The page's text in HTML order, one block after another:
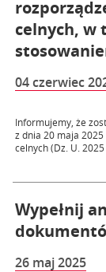
celnych, w
04 czerwiec
Informujemy, że
z dnia 20 maja
celnych (Dz. U.
Wypełnij
26 maj 2025